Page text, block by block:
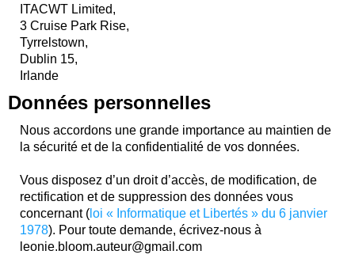
ITACWT Limited,
3 Cruise Park Rise,
Tyrrelstown,
Dublin 15,
Irlande
Données personnelles
Nous accordons une grande importance au maintien de
la sécurité et de la confidentialité de vos données.
Vous disposez d’un droit d’accès, de modification, de
rectification et de suppression des données vous
concernant ( loi « Informatique et Libertés » du 6 janvier
1978). Pour toute demande, écrivez-nous à
leonie.bloom.auteur@gmail.com